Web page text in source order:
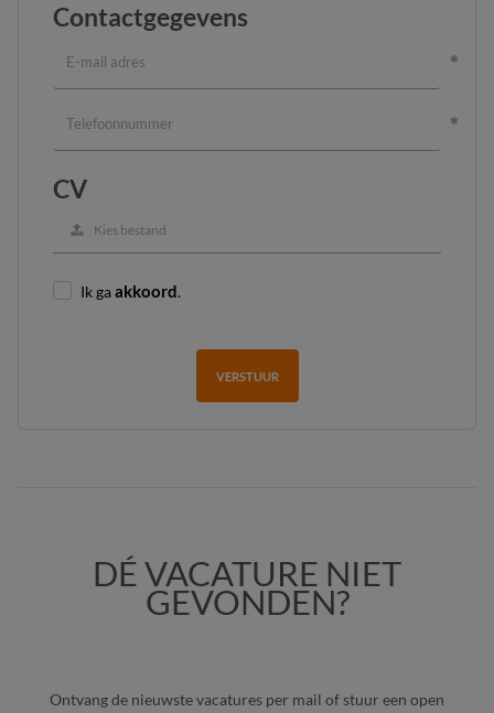
Contactgegevens
CV
Kies bestand
Ik gaakkoord.
VERSTUUR
DÉ VACATURE NIET
GEVONDEN?
Ontvang de nieuwste vacatures per mail of stuur een open